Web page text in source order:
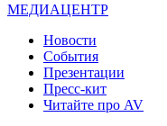
МЕДИАЦЕНТР
Новости
События
Презентации
Пресс-кит
Читайте про AV